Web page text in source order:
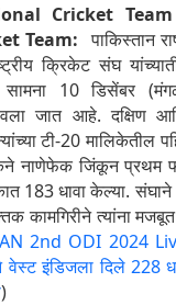
Cricket
Team:पाकिस्तान
क्रिकेट संघ
सामना 10 डिसेंबर
जात आहे. दक्षिण
टी-20 मालिकेतील
नाणेफेक जिंकून प्रथम
183 धावा केल्या.
कामगिरीने त्यांना
2nd ODI 2024
इंडिजला दिले 228
)